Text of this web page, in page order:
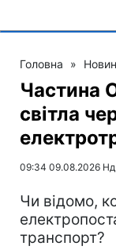
Головна »
Частина
світла
09:34 09.08.2026 Нд
Чи відомо,
транспорт?